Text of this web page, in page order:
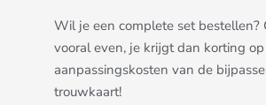
Wil je een complete set bestellen?
vooral even, je krijgt dan korting
aanpassingskosten van de
trouwkaart!